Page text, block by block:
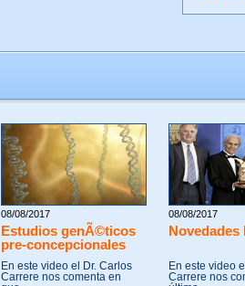
08/08/2017
Estudios genÃ©ticos
pre-concepcionales
En este video el Dr. Carlos
Carrere nos comenta en
08/08/2017
Novedades
En este video
Carrere nos